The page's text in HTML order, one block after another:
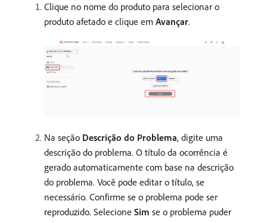
Clique no nome do produto para selecionar o
produto afetado e clique em Avançar.
Na seção Descrição do Problema, digite uma
descrição do problema. O título da ocorrência é
gerado automaticamente com base na descrição
do problema. Você pode editar o título, se
necessário. Confirme se o problema pode ser
reproduzido. Selecione Sim se o problema puder